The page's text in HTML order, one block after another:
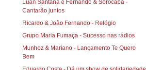
Luan Santana e Fernando & Sorocaba -
Cantarão juntos
Ricardo & João Fernando - Relógio
Grupo Maria Fumaça - Sucesso nas rádios
Munhoz & Mariano‏ - Lançamento Te Quero
Bem